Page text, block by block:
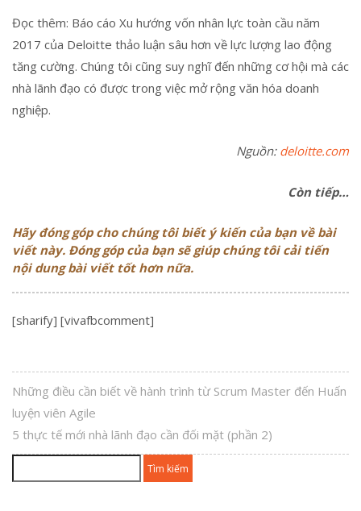
Đọc thêm: Báo cáo Xu hướng vốn nhân lực toàn cầu năm
2017 của Deloitte thảo luận sâu hơn về lực lượng lao động
tăng cường. Chúng tôi cũng suy nghĩ đến những cơ hội mà các
nhà lãnh đạo có được trong việc mở rộng văn hóa doanh
nghiệp.
Nguồn: deloitte.com
Còn tiếp…
Hãy đóng góp cho chúng tôi biết ý kiến của bạn về bài
viết này. Đóng góp của bạn sẽ giúp chúng tôi cải tiến
nội dung bài viết tốt hơn nữa.
[sharify] [vivafbcomment]
Những điều cần biết về hành trình từ Scrum Master đến Huấn
luyện viên Agile
5 thực tế mới nhà lãnh đạo cần đối mặt (phần 2)
kiếm